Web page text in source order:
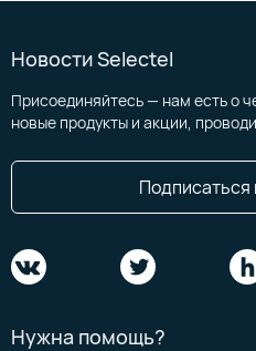
Новости Selectel
Присоединяйтесь — нам есть о
новые продукты и акции,
Подписаться
Нужна помощь?